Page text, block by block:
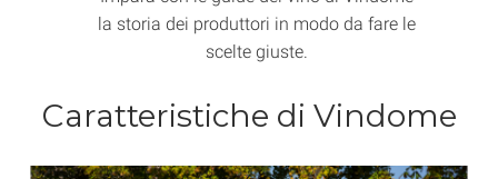
la storia dei produttori in modo da fare le
scelte giuste.
Caratteristiche di Vindome